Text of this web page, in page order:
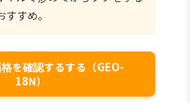
すすめ。
を確認するする（GEO-
18N）